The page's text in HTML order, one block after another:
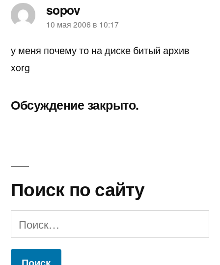
sopov
пишет:
10 мая 2006 в 10:17
у меня почему то на диске битый архив
xorg
Обсуждение закрыто.
Поиск по сайту
Найти: